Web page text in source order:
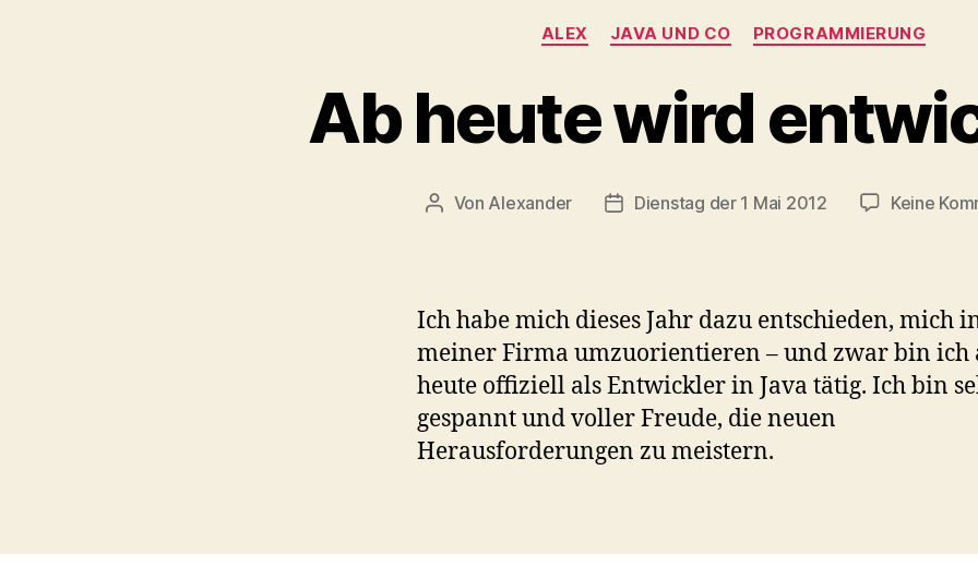
Kategorien
ALEX JAVA UND CO PROGRAMMIERUNG
Ab heute wird
Beitragsautor
Von Alexander Veröffentlichungsdatum
Dienstag der 1 Mai 2012 Keine
Ich habe mich dieses Jahr dazu entschieden, mich
meiner Firma umzuorientieren – und zwar bin ich
heute offiziell als Entwickler in Java tätig. Ich bin
gespannt und voller Freude, die neuen
Herausforderungen zu meistern.